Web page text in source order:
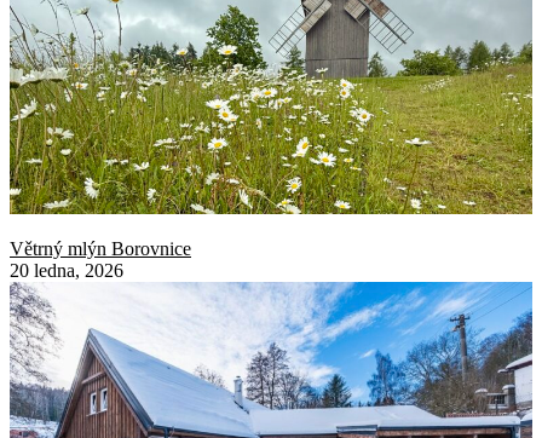
Větrný mlýn Borovnice
20 ledna, 2026